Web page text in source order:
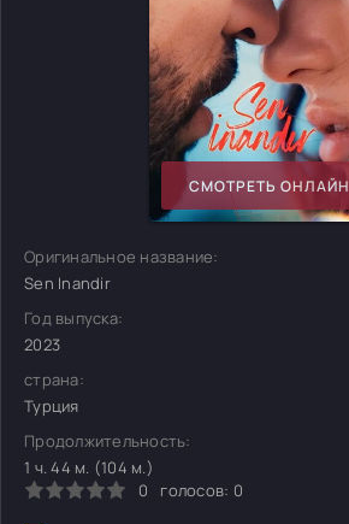
СМОТРЕТЬ ОНЛАЙН
Оригинальное название:
Sen Inandir
Год выпуска:
2023
страна:
Турция
Продолжительность:
1 ч. 44 м. (104 м.)
0
голосов: 0